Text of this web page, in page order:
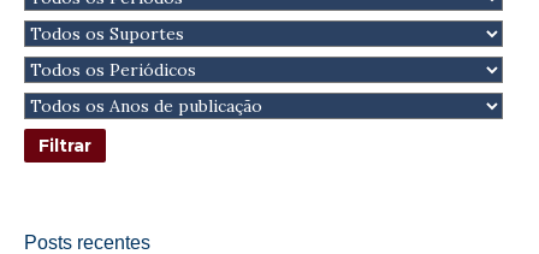
Posts recentes